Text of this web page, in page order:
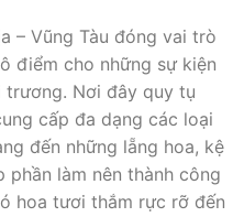
– Vũng Tàu đóng vai trò
điểm cho những sự kiện
Nơi đây quy tụ
cấp đa dạng các loại
đến những lẵng hoa, kệ
phần làm nên thành công
hoa tươi thắm rực rỡ đến